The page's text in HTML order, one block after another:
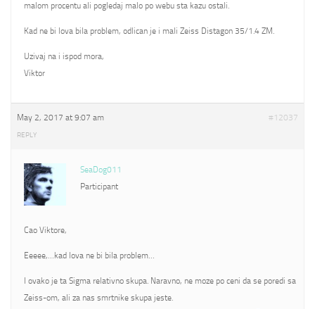
malom procentu ali pogledaj malo po webu sta kazu ostali.
Kad ne bi lova bila problem, odlican je i mali Zeiss Distagon 35/1.4 ZM.
Uzivaj na i ispod mora,
Viktor
May 2, 2017 at 9:07 am #12037
REPLY
SeaDog011
Participant
Cao Viktore,
Eeeee,…kad lova ne bi bila problem…
I ovako je ta Sigma relativno skupa. Naravno, ne moze po ceni da se poredi sa
Zeiss-om, ali za nas smrtnike skupa jeste.